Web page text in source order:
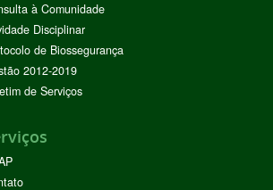
à Comunidade
Disciplinar
de Biossegurança
2012-2019
de Serviços